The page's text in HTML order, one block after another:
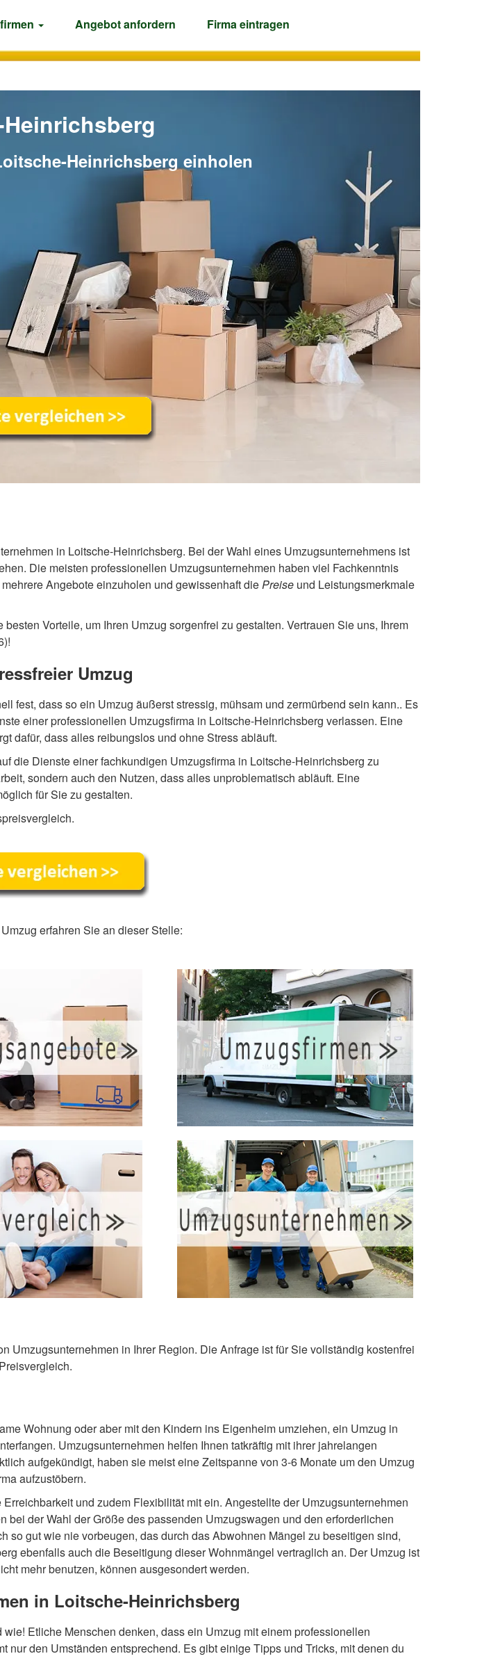
Angebot anfordern Firmaeintragen
Heinrichsberg einholen
in Loitsche-Heinrichsberg. Bei der Wahl eines Umzugsunternehmens ist
Die meisten professionellen Umzugsunternehmen haben viel Fachkenntnis
Angebote einzuholen und gewissenhaft diePreise und Leistungsmerkmale
Vorteile, um Ihren Umzug sorgenfrei zu gestalten. Vertrauen Sie uns, Ihrem
Umzug
fest, dass so ein Umzug äußerst stressig, mühsam und zermürbend sein kann.. Es
einer professionellen Umzugsfirma in Loitsche-Heinrichsberg verlassen. Eine
dafür, dass alles reibungslos und ohne Stress abläuft.
die Dienste einer fachkundigen Umzugsfirma in Loitsche-Heinrichsberg zu
sondern auch den Nutzen, dass alles unproblematisch abläuft. Eine
für Sie zu gestalten.
erfahren Sie an dieser Stelle:
Umzugsunternehmen in Ihrer Region. Die Anfrage ist für Sie vollständig kostenfrei
Wohnung oder aber mit den Kindern ins Eigenheim umziehen, ein Umzug in
Umzugsunternehmen helfen Ihnen tatkräftig mit ihrer jahrelangen
aufgekündigt, haben sie meist eine Zeitspanne von 3-6 Monate um den Umzug
aufzustöbern.
und zudem Flexibilität mit ein. Angestellte der Umzugsunternehmen
der Wahl der Größe des passenden Umzugswagen und den erforderlichen
gut wie nie vorbeugen, das durch das Abwohnen Mängel zu beseitigen sind,
ebenfalls auch die Beseitigung dieser Wohnmängel vertraglich an. Der Umzug ist
mehr benutzen, können ausgesondert werden.
in Loitsche-Heinrichsberg
Etliche Menschen denken, dass ein Umzug mit einem professionellen
den Umständen entsprechend. Es gibt einige Tipps und Tricks, mit denen du